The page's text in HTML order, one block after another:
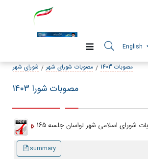
شورای شهر مصوبات شورای شهر مصوبات 1403
مصوبات شورا 1403
شورای اسلامی شهر لواسان جلسه 165
summary